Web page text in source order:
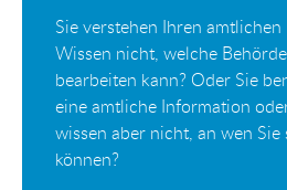
Sie verstehen Ihren
Wissen nicht, welche
bearbeiten kann? Oder Sie
eine amtliche Information
wissen aber nicht, an wen Sie
können?